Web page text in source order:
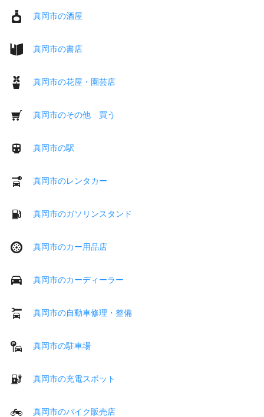
真岡市の酒屋
真岡市の書店
真岡市の花屋・園芸店
真岡市のその他 買う
真岡市の駅
真岡市のレンタカー
真岡市のガソリンスタンド
真岡市のカー用品店
真岡市のカーディーラー
真岡市の自動車修理・整備
真岡市の駐車場
真岡市の充電スポット
真岡市のバイク販売店